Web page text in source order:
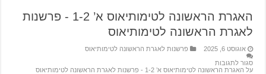
האגרת הראשונה לטימותיאוס א’ 1-2 ‫- פרשנות
לאגרת הראשונה לטימותיאוס
אוגוסט 6, 2025
פרשנות לאגרת הראשונה לטימותיאוס
סגור לתגובות
על האגרת הראשונה לטימותיאוס א’ 1-2 ‫- פרשנות לאגרת הראשונה לטימותיאוס